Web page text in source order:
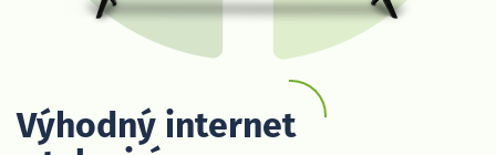
Výhodný internet